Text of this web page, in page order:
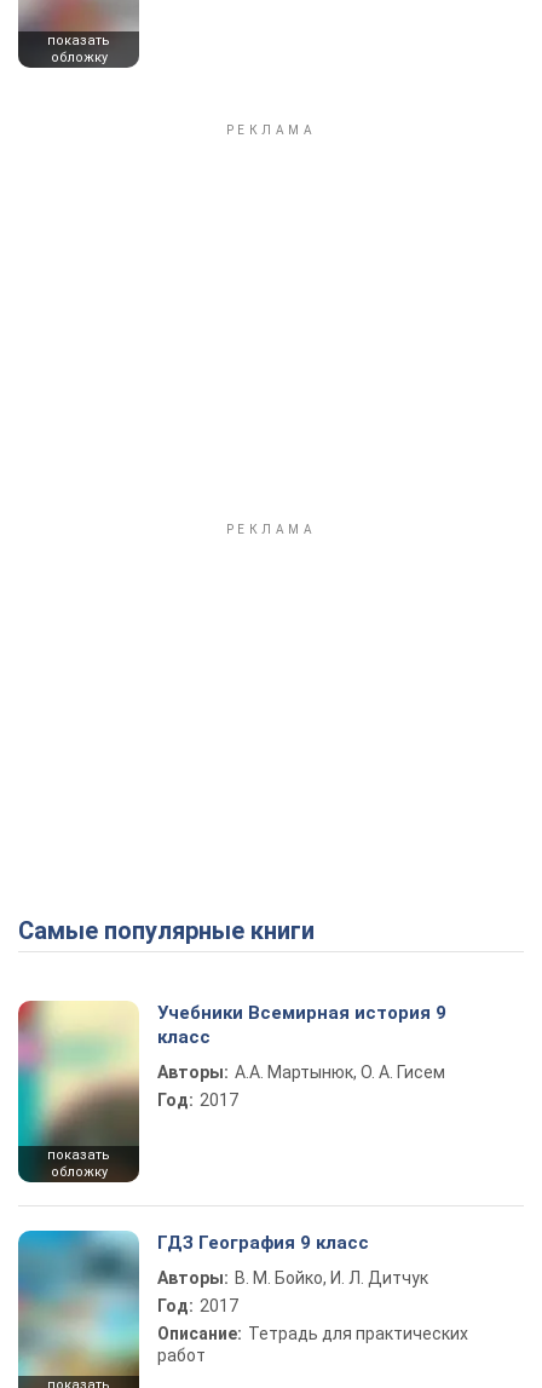
показать
обложку
Самые популярные книги
показать
обложку
Учебники Всемирная история 9
класс
Авторы: А.А. Мартынюк, О. А. Гисем
Год: 2017
ГДЗ География 9 класс
Авторы: В. М. Бойко, И. Л. Дитчук
Год: 2017
Описание: Тетрадь для практических
работ